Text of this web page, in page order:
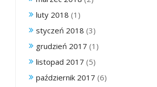
luty 2018 (1)
styczeń 2018 (3)
grudzień 2017 (1)
listopad 2017 (5)
październik 2017 (6)